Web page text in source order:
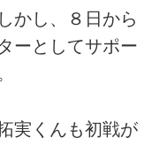
かし、８日から
ーとしてサポー
実くんも初戦が